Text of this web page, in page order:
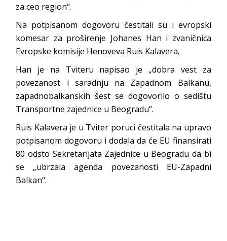
za ceo region“.
Na potpisanom dogovoru čestitali su i evropski
komesar za proširenje Johanes Han i zvaničnica
Evropske komisije Henoveva Ruis Kalavera.
Han je na Tviteru napisao je „dobra vest za
povezanost i saradnju na Zapadnom Balkanu,
zapadnobalkanskih šest se dogovorilo o sedištu
Transportne zajednice u Beogradu“.
Ruis Kalavera je u Tviter poruci čestitala na upravo
potpisanom dogovoru i dodala da će EU finansirati
80 odsto Sekretarijata Zajednice u Beogradu da bi
se „ubrzala agenda povezanosti EU-Zapadni
Balkan“.